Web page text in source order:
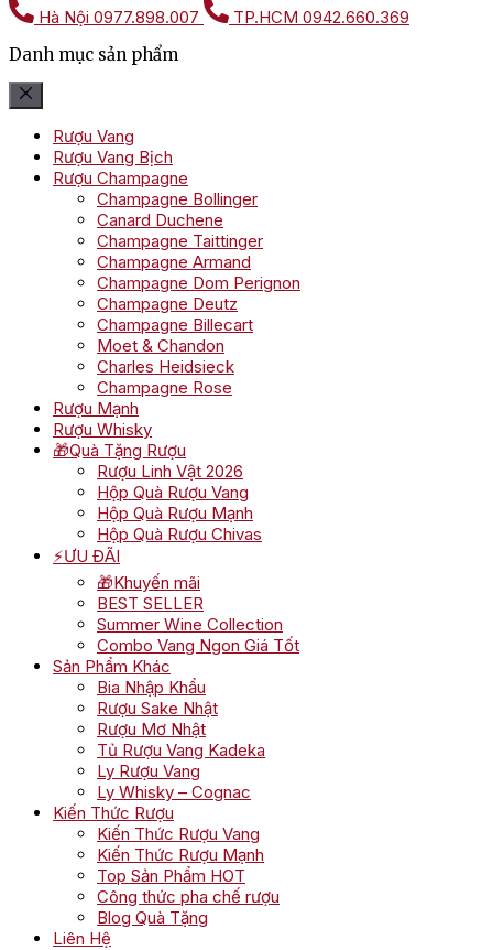
Hà Nội 0977.898.007 TP.HCM 0942.660.369
Danh mục sản phẩm
Rượu Vang
Rượu Vang Bịch
Rượu Champagne
Champagne Bollinger
Canard Duchene
Champagne Taittinger
Champagne Armand
Champagne Dom Perignon
Champagne Deutz
Champagne Billecart
Moet & Chandon
Charles Heidsieck
Champagne Rose
Rượu Mạnh
Rượu Whisky
🎁Quà Tặng Rượu
Rượu Linh Vật 2026
Hộp Quà Rượu Vang
Hộp Quà Rượu Mạnh
Hộp Quà Rượu Chivas
⚡ƯU ĐÃI
🎁Khuyến mãi
BEST SELLER
Summer Wine Collection
Combo Vang Ngon Giá Tốt
Sản Phẩm Khác
Bia Nhập Khẩu
Rượu Sake Nhật
Rượu Mơ Nhật
Tủ Rượu Vang Kadeka
Ly Rượu Vang
Ly Whisky – Cognac
Kiến Thức Rượu
Kiến Thức Rượu Vang
Kiến Thức Rượu Mạnh
Top Sản Phẩm HOT
Công thức pha chế rượu
Blog Quà Tặng
Liên Hệ